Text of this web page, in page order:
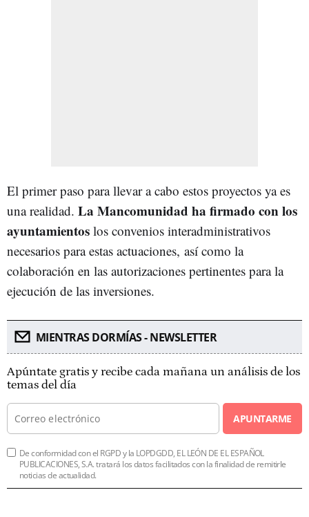
El primer paso para llevar a cabo estos proyectos ya es
una realidad. La Mancomunidad ha firmado con los
ayuntamientos los convenios interadministrativos
necesarios para estas actuaciones, así como la
colaboración en las autorizaciones pertinentes para la
ejecución de las inversiones.
MIENTRAS DORMÍAS - NEWSLETTER
Apúntate gratis y recibe cada mañana un análisis de los
temas del día
APUNTARME
De conformidad con el RGPD y la LOPDGDD, EL LEÓN DE EL ESPAÑOL
PUBLICACIONES, S.A. tratará los datos facilitados con la finalidad de remitirle
noticias de actualidad.